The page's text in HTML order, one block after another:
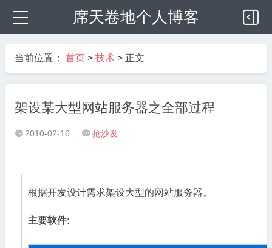
席天卷地个人博客
当前位置： 首页 > 技术 > 正文
架设某大型网站服务器之全部过程
 2010-02-16  抢沙发
根据开发设计需求架设大型的网站服务器。
主要软件: